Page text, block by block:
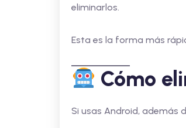
eliminarlos.
Esta es la forma más
Cómo
Si usas Android, además